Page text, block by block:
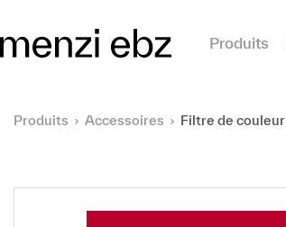
Produits
Produits Accessoires Filtre de couleur